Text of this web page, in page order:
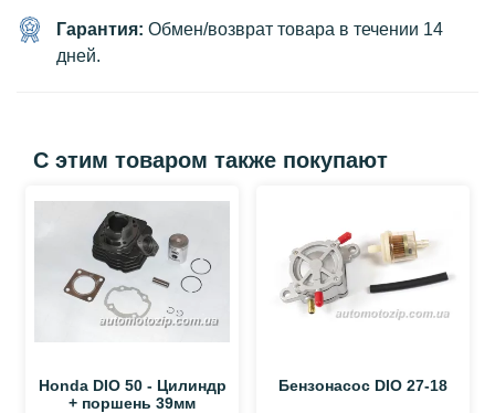
Гарантия: Обмен/возврат товара в течении 14
дней.
С этим товаром также покупают
Honda DIO 50 - Цилиндр
+ поршень 39мм
Бензонасос DIO 27-18